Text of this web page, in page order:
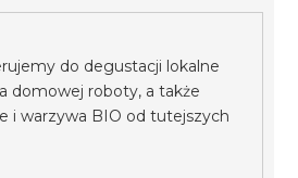
do degustacji lokalne
domowej roboty, a także
i warzywa BIO od tutejszych